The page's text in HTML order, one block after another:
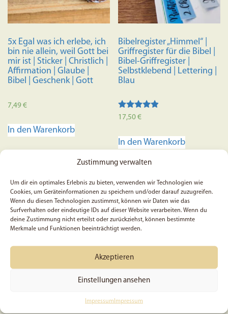
Zustimmung verwalten
Um dir ein optimales Erlebnis zu bieten, verwenden wir Technologien wie
Cookies, um Geräteinformationen zu speichern und/oder darauf zuzugreifen.
Wenn du diesen Technologien zustimmst, können wir Daten wie das
Surfverhalten oder eindeutige IDs auf dieser Website verarbeiten. Wenn du
deine Zustimmung nicht erteilst oder zurückziehst, können bestimmte
Merkmale und Funktionen beeinträchtigt werden.
Akzeptieren
Einstellungen ansehen
Impressum Impressum
auf
gewählt
werden
5x Egal was ich erlebe, ich
bin nie allein, weil Gott bei
mir ist | Sticker | Christlich |
Affirmation | Glaube |
Bibel | Geschenk | Gott
7,49€
In den Warenkorb
Bibelregister „Himmel“ |
Griffregister für die Bibel |
Bibel-Griffregister |
Selbstklebend | Lettering |
Blau
Bewertet
von 5
17,50€
In den Warenkorb
5x Geliebt, Römer 5, 8 –
5x Johannes 11, 25 –